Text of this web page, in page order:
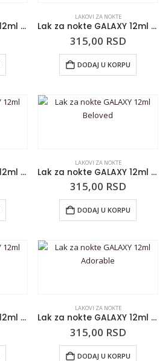
Lak za nokte GALAXY 12ml Businessuit
LAKOVI ZA NOKTE
Lak za nokte GALAXY 12ml Minnie Pink
315,00 RSD
DODAJ U KORPU
Lak za nokte GALAXY 12ml Lazy Day
LAKOVI ZA NOKTE
Lak za nokte GALAXY 12ml Beloved
315,00 RSD
DODAJ U KORPU
Lak za nokte GALAXY 12ml Lace
LAKOVI ZA NOKTE
Lak za nokte GALAXY 12ml Adorable
315,00 RSD
DODAJ U KORPU